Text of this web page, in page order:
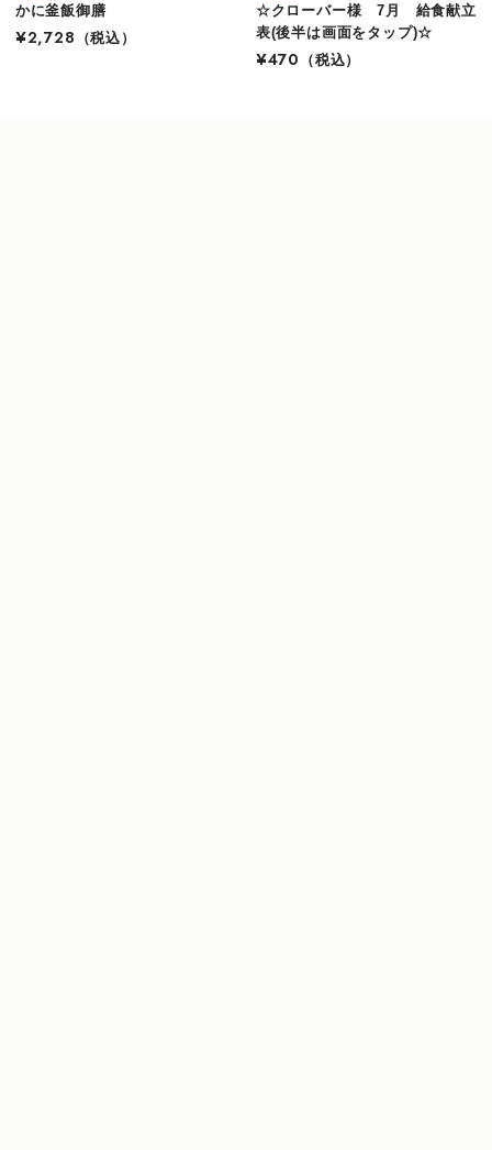
かに釜飯御膳
¥2,728
（税込）
☆クローバー様 7月 給食献立
表(後半は画面をタップ)☆
¥470
（税込）